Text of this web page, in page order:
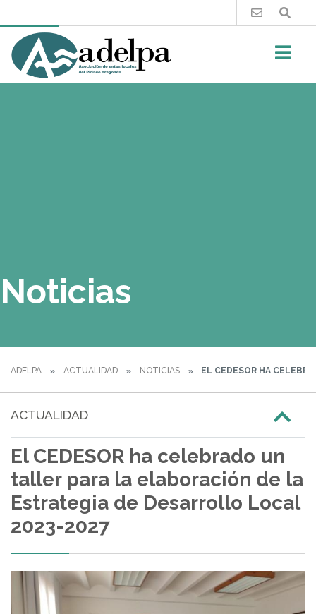
Buscar
Noticias
ADELPA ACTUALIDAD NOTICIAS EL CEDESOR HA
ACTUALIDAD
El CEDESOR ha celebrado un
taller para la elaboración de la
Estrategia de Desarrollo Local
2023-2027